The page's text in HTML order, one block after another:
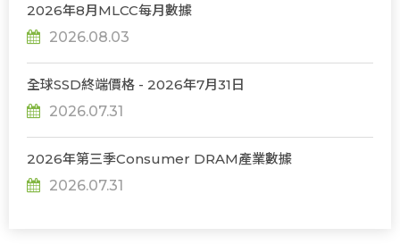
2026年8月MLCC每月數據
2026.08.03
全球SSD終端價格 - 2026年7月31日
2026.07.31
2026年第三季Consumer DRAM產業數據
2026.07.31